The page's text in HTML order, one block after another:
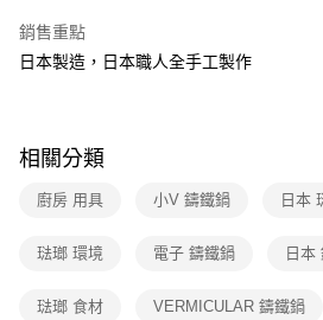
付款後門市自取
免運費
銷售重點
日本製造，日本職人全手工製作
相關分類
廚房 用具 小V 鑄鐵鍋 日本
琺瑯 環境 電子 鑄鐵鍋 日本
琺瑯 食材 VERMICULAR 鑄鐵鍋